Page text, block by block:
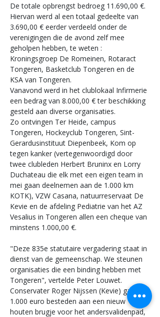
De totale opbrengst bedroeg 11.690,00 €.
Hiervan werd al een totaal gedeelte van
3.690,00 € eerder verdeeld onder de
verenigingen die de avond zelf mee
geholpen hebben, te weten :
Kroningsgroep De Romeinen, Rotaract
Tongeren, Basketclub Tongeren en de
KSA van Tongeren.
Vanavond werd in het clublokaal Infirmerie
een bedrag van 8.000,00 € ter beschikking
gesteld aan diverse organisaties.
Zo ontvingen Ter Heide, campus
Tongeren, Hockeyclub Tongeren, Sint-
Gerardusinstituut Diepenbeek, Kom op
tegen kanker (vertegenwoordigd door
twee clubleden Herbert Bruninx en Lorry
Duchateau die elk met een eigen team in
mei gaan deelnemen aan de 1.000 km
KOTK), VZW Casana, natuurreservaat De
Kevie en de afdeling Pediatrie van het AZ
Vesalius in Tongeren allen een cheque van
minstens 1.000,00 €.
"Deze 835e statutaire vergadering staat in
dienst van de gemeenschap. We steunen
organisaties die een binding hebben met
Tongeren", vertelde Peter Louwet.
Conservater Roger Nijssen (Kevie) gaat de
1.000 euro besteden aan een nieuw
houten brugje voor het andersvalidenpad,